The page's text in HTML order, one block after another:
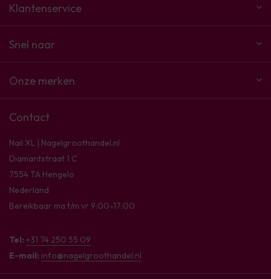
Klantenservice
Snel naar
Onze merken
Contact
Nail XL | Nagelgroothandel.nl
Diamantstraat 1 C
7554 TA Hengelo
Nederland
Bereikbaar ma t/m vr 9:00-17:00
Tel: +31 74 250 55 09
E-mail: info@nagelgroothandel.nl